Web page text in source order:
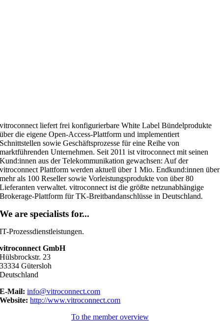
vitroconnect liefert frei konfigurierbare White Label Bündelprodukte
über die eigene Open-Access-Plattform und implementiert
Schnittstellen sowie Geschäftsprozesse für eine Reihe von
marktführenden Unternehmen. Seit 2011 ist vitroconnect mit seinen
Kund:innen aus der Telekommunikation gewachsen: Auf der
vitroconnect Plattform werden aktuell über 1 Mio. Endkund:innen über
mehr als 100 Reseller sowie Vorleistungsprodukte von über 80
Lieferanten verwaltet. vitroconnect ist die größte netzunabhängige
Brokerage-Plattform für TK-Breitbandanschlüsse in Deutschland.
We are specialists for...
IT-Prozessdienstleistungen.
vitroconnect GmbH
Hülsbrockstr. 23
33334 Gütersloh
Deutschland
E-Mail: info@vitroconnect.com
Website: http://www.vitroconnect.com
To the member overview